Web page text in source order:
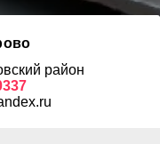
район